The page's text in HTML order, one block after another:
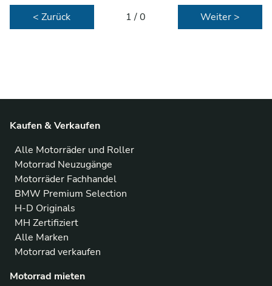
< Zurück 1 / 0 Weiter >
Kaufen & Verkaufen
Alle Motorräder und Roller
Motorrad Neuzugänge
Motorräder Fachhandel
BMW Premium Selection
H-D Originals
MH Zertifiziert
Alle Marken
Motorrad verkaufen
Motorrad mieten